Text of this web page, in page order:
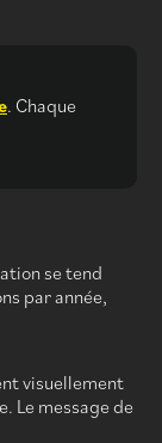
. Chaque
se tend
par année,
visuellement
Le message de